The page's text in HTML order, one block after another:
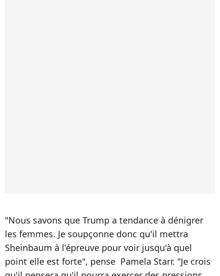
"Nous savons que Trump a tendance à dénigrer
les femmes. Je soupçonne donc qu'il mettra
Sheinbaum à l'épreuve pour voir jusqu'à quel
point elle est forte", pense Pamela Starr. "Je crois